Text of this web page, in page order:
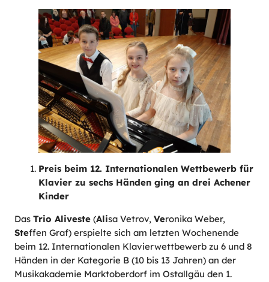
Preis beim 12. Internationalen Wettbewerb für
Klavier zu sechs Händen ging an drei Achener
Kinder
Das Trio Aliveste (Alisa Vetrov, Veronika Weber,
Steffen Graf) erspielte sich am letzten Wochenende
beim 12. Internationalen Klavierwettbewerb zu 6 und 8
Händen in der Kategorie B (10 bis 13 Jahren) an der
Musikakademie Marktoberdorf im Ostallgäu den 1.